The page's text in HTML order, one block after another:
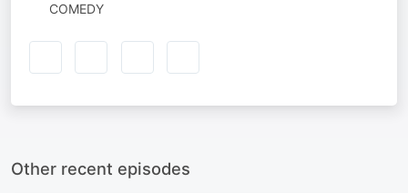
COMEDY
Other recent episodes